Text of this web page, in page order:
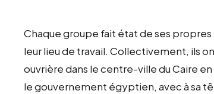
Chaque groupe fait état de ses
leur lieu de travail. Collectivement, ils
ouvrière dans le centre-ville du Caire
le gouvernement égyptien, avec à sa